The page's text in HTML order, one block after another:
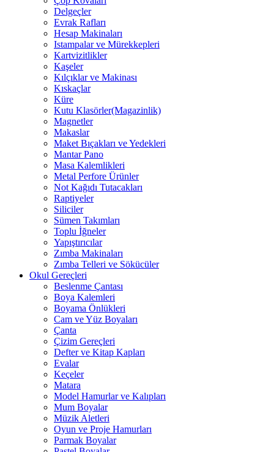
Delgeçler
Evrak Rafları
Hesap Makinaları
Istampalar ve Mürekkepleri
Kartvizitlikler
Kaşeler
Kılçıklar ve Makinası
Kıskaçlar
Küre
Kutu Klasörler(Magazinlik)
Magnetler
Makaslar
Maket Bıçakları ve Yedekleri
Mantar Pano
Masa Kalemlikleri
Metal Perfore Ürünler
Not Kağıdı Tutacakları
Raptiyeler
Siliciler
Sümen Takımları
Toplu İğneler
Yapıştırıcılar
Zımba Makinaları
Zımba Telleri ve Sökücüler
Okul Gereçleri
Beslenme Çantası
Boya Kalemleri
Boyama Önlükleri
Cam ve Yüz Boyaları
Çanta
Çizim Gereçleri
Defter ve Kitap Kapları
Evalar
Keçeler
Matara
Model Hamurlar ve Kalıpları
Mum Boyalar
Müzik Aletleri
Oyun ve Proje Hamurları
Parmak Boyalar